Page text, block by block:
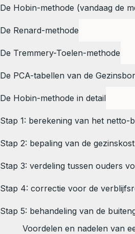
De Hobin-methode (vandaag de
De Renard-methode
De Tremmery-Toelen-methode
De PCA-tabellen van de
De Hobin-methode in detail
Stap 1: berekening van het netto-
Stap 2: bepaling van de
Stap 3: verdeling tussen ouders
Stap 4: correctie voor de
Stap 5: behandeling van de
Voordelen en nadelen van